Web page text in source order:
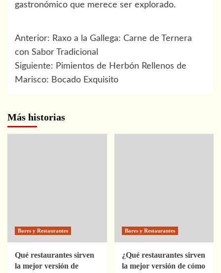
gastronómico que merece ser explorado.
Navegación
de
entradas
Anterior: Raxo a la Gallega: Carne de Ternera
con Sabor Tradicional
Siguiente: Pimientos de Herbón Rellenos de
Marisco: Bocado Exquisito
Más historias
Bares y Restaurantes
Qué restaurantes sirven
la mejor versión de
Bares y Restaurantes
¿Qué restaurantes sirven
la mejor versión de cómo